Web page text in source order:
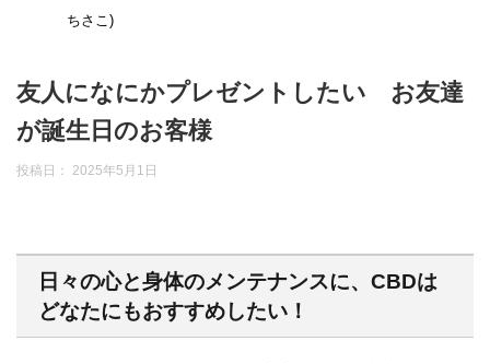
ちさこ)
友人になにかプレゼントしたい お友達
が誕生日のお客様
投稿日： 2025年5月1日
日々の心と身体のメンテナンスに、CBDは
どなたにもおすすめしたい！